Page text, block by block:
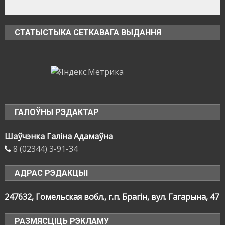
СТАТЫСТЫКА СЕТКАВАГА ВЫДАННЯ
ГАЛОЎНЫ РЭДАКТАР
Шаўчэнка Галіна Адамаўна
8 (02344) 3-91-34
АДРАС РЭДАКЦЫІ
247632, Гомельская вобл., г.п. Брагін, вул. Гагарына, 47
РАЗМЯСЦІЦЬ РЭКЛАМУ